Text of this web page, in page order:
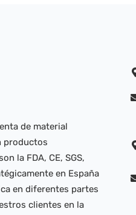
de material
productos
la FDA, CE, SGS,
en España
en diferentes partes
clientes en la